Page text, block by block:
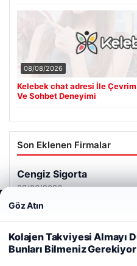
08/08/2026
Kelebek chat adresi İle
Ve Sohbet Deneyimi
Son Eklenen Firmalar
Cengiz Sigorta
23/06/2026
Web sitemizi nasıl
deneyiminizi kişiselleştirmek
kullanıyoruz.
Çerez Politikamız
Reddet Kabul Et
Göz Atın
Kolajen Takviyesi Almayı
Bunları Bilmeniz Gerekiyor